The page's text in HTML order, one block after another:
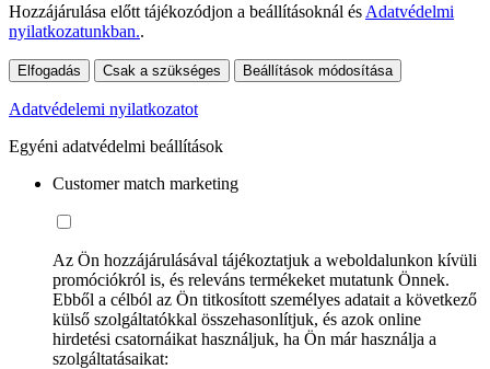
Hozzájárulása előtt tájékozódjon a beállításoknál és Adatvédelmi
nyilatkozatunkban..
Elfogadás Csak a szükséges Beállítások módosítása
Adatvédelemi nyilatkozatot
Egyéni adatvédelmi beállítások
Customer match marketing
Az Ön hozzájárulásával tájékoztatjuk a weboldalunkon kívüli
promóciókról is, és releváns termékeket mutatunk Önnek.
Ebből a célból az Ön titkosított személyes adatait a következő
külső szolgáltatókkal összehasonlítjuk, és azok online
hirdetési csatornáikat használjuk, ha Ön már használja a
szolgáltatásaikat: